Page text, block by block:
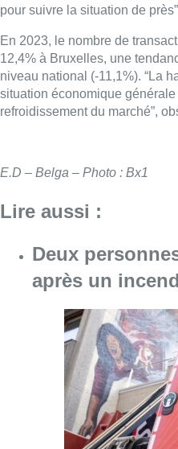
pour suivre la situation de
En 2023, le nombre de
12,4% à Bruxelles, une
niveau national (-11,1%). “La
situation économique
refroidissement du marché”,
E.D – Belga – Photo : Bx1
Lire aussi :
Deux
après un